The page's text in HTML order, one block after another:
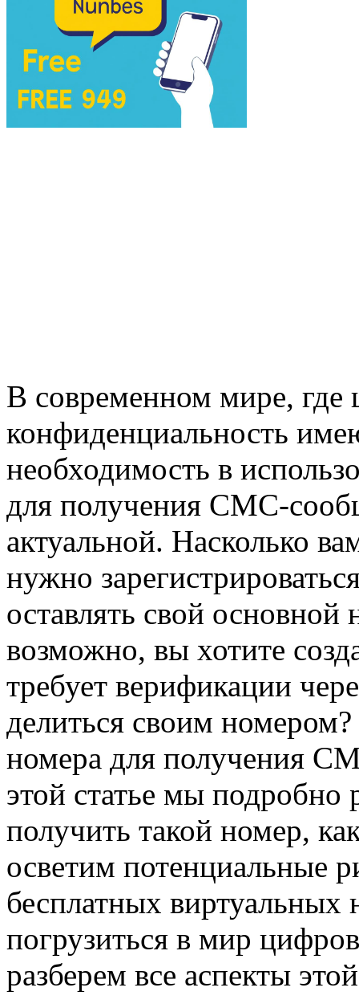
В современном мире, где
конфиденциальность
необходимость в
для получения СМС-
актуальной. Насколько
нужно
оставлять свой
возможно, вы хотите
требует верификации
делиться своим
номера для получения
этой статье мы подробно
получить такой номер,
осветим потенциальные
бесплатных виртуальных
погрузиться в мир
разберем все аспекты